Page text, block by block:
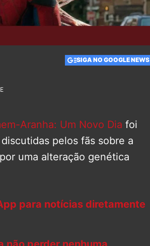
SIGA NO GOOGLE NEWS
Aranha: Um Novo Dia foi
pelos fãs sobre a
uma alteração genética
para notícias diretamente